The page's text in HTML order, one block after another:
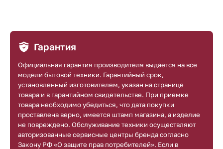
Гарантия
Официальная гарантия производителя выдается на все
модели бытовой техники. Гарантийный срок,
установленный изготовителем, указан на странице
товара и в гарантийном свидетельстве. При приемке
товара необходимо убедиться, что дата покупки
проставлена верно, имеется штамп магазина, а изделие
не повреждено. Обслуживание техники осуществляют
авторизованные сервисные центры бренда согласно
Закону РФ «О защите прав потребителей». Если в